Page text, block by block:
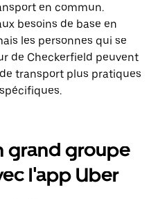
en commun.
besoins de base en
les personnes qui se
de Checkerfield peuvent
transport plus pratiques
grand groupe
l'app Uber